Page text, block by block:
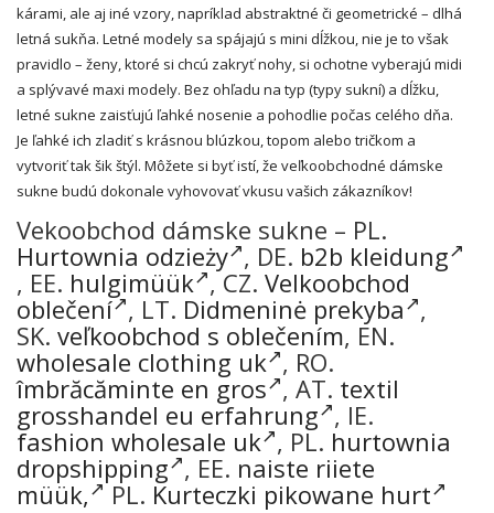
kárami, ale aj iné vzory, napríklad abstraktné či geometrické – dlhá
letná sukňa. Letné modely sa spájajú s mini dĺžkou, nie je to však
pravidlo – ženy, ktoré si chcú zakryť nohy, si ochotne vyberajú midi
a splývavé maxi modely. Bez ohľadu na typ (typy sukní) a dĺžku,
letné sukne zaisťujú ľahké nosenie a pohodlie počas celého dňa.
Je ľahké ich zladiť s krásnou blúzkou, topom alebo tričkom a
vytvoriť tak šik štýl. Môžete si byť istí, že veľkoobchodné dámske
sukne budú dokonale vyhovovať vkusu vašich zákazníkov!
Vekoobchod dámske sukne – PL.
Hurtownia odzieży , DE. b2b kleidung
, EE. hulgimüük , CZ. Velkoobchod
oblečení , LT. Didmeninė prekyba ,
SK. veľkoobchod s oblečením, EN.
wholesale clothing uk , RO.
îmbrăcăminte en gros , AT. textil
grosshandel eu erfahrung , IE.
fashion wholesale uk , PL. hurtownia
dropshipping , EE. naiste riiete
müük, PL. Kurteczki pikowane hurt